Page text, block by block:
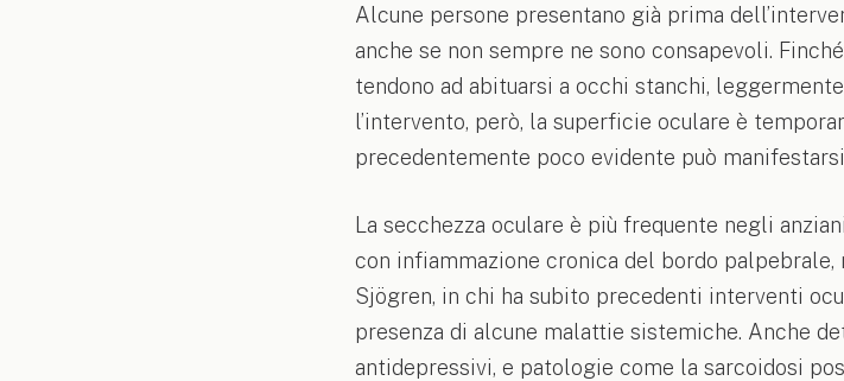
Alcune persone presentano già prima
anche se non sempre ne sono consapevoli.
tendono ad abituarsi a occhi stanchi,
l’intervento, però, la superficie oculare è
precedentemente poco evidente può
La secchezza oculare è più frequente negli
con infiammazione cronica del bordo
Sjögren, in chi ha subito precedenti interventi
presenza di alcune malattie sistemiche. Anche
antidepressivi, e patologie come la sarcoidosi